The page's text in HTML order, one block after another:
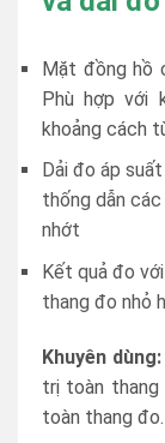
Mặt đồng hồ
Phù hợp với
khoảng cách
Dải đo áp
thống dẫn
nhớt
Kết quả đo
thang đo nhỏ
Khuyên dùng:
trị toàn thang
toàn thang đo.